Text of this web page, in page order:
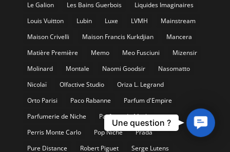
Le Galion
Les Bains Guerbois
Liquides Imaginaires
Louis Vuitton
Lubin Luxe LVMH
Mainstream
Maison Crivelli
Maison Francis Kurkdjian
Mancera
Matière Première
Memo Meo Fusciuni
Mizensir
Molinard
Montale Naomi Goodsir
Nasomatto
Nicolaï
Olfactive Studio
Oriza L. Legrand
Orto Parisi
Paco Rabanne
Parfum d'Empire
Parfumerie de Niche
Parfums de Marly
Perris Monte Carlo
Pop Niche
Prada
Pure Distance
Robert Piguet Serge Lutens
Contact
Une question ?